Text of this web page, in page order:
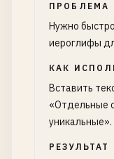
ПРОБЛЕМА
Нужно
иероглифы
КАК
Вставить
«Отдельные
уникальные».
РЕЗУЛЬТАТ